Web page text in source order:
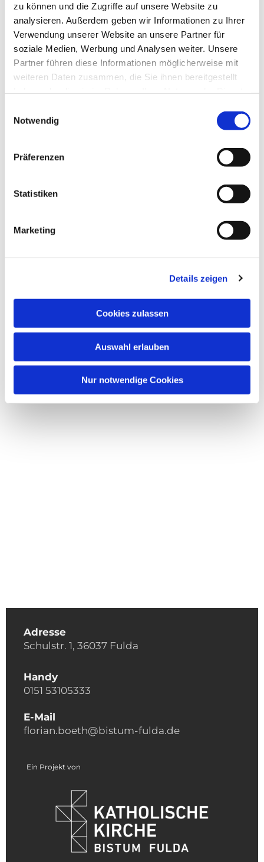
zu können und die Zugriffe auf unsere Website zu
analysieren. Außerdem geben wir Informationen zu Ihrer
Verwendung unserer Website an unsere Partner für
soziale Medien, Werbung und Analysen weiter. Unsere
Partner führen diese Informationen möglicherweise mit
weiteren Daten zusammen, die Sie ihnen bereitgestellt
Notwendig
Präferenzen
Statistiken
Marketing
Details zeigen
Cookies zulassen
Auswahl erlauben
Nur notwendige Cookies
interessieren
Adresse
Schulstr. 1, 36037 Fulda
Handy
0151 53105333
E-Mail
florian.boeth@bistum-fulda.de
Ein Projekt von